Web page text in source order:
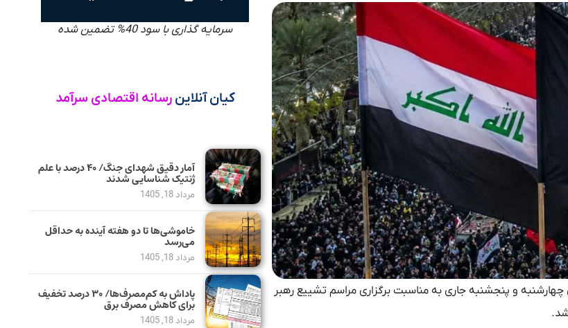
چهارشنبه و پنجشنبه جاری به مناسبت برگزاری مراسم تشییع رهبر
سرمایه گذاری با سود 40% تضمین شده
کیان آنلاین رسانه اقتصادی سرآمد
آمار دقیق شهدای جنگ/ ۴۰ درصد با علم
ژنتیک شناسایی شدند
مرداد 18, 1405
خاموشی‌ها تا دو هفته آینده به حداقل
می‌رسد
مرداد 18, 1405
پاداش به کم‌مصرف‌ها/ ۳۰ درصد تخفیف
برای کاهش مصرف برق
مرداد 18, 1405